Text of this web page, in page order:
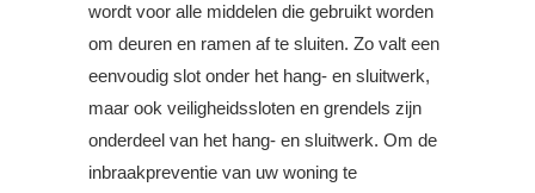
wordt voor alle middelen die gebruikt worden
om deuren en ramen af te sluiten. Zo valt een
eenvoudig slot onder het hang- en sluitwerk,
maar ook veiligheidssloten en grendels zijn
onderdeel van het hang- en sluitwerk. Om de
inbraakpreventie van uw woning te